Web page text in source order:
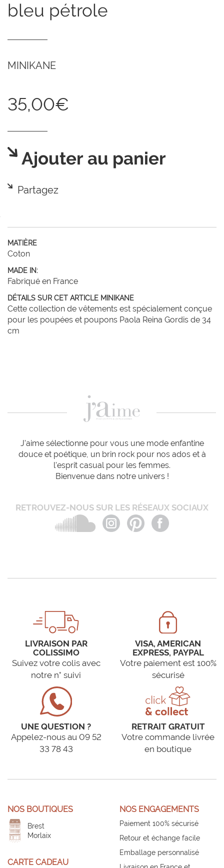
bleu pétrole
MINIKANE
35,00€
Ajouter au panier
Partagez
MATIÈRE
Coton
MADE IN:
Fabriqué en France
DÉTAILS SUR CET ARTICLE MINIKANE
Cette collection de vêtements est spécialement conçue
pour les poupées et poupons Paola Reina Gordis de 34
cm
J'aime sélectionne pour vous une mode enfantine
douce et poétique, un brin rock pour nos ados et à
l'esprit casual pour les femmes.
Bienvenue dans notre univers !
RETROUVEZ-NOUS SUR LES RÉSEAUX SOCIAUX
LIVRAISON PAR
COLISSIMO
Suivez votre colis avec
notre n° suivi
VISA, AMERICAN
EXPRESS, PAYPAL
Votre paiement est 100%
sécurisé
UNE QUESTION ?
Appelez-nous au 09 52
33 78 43
RETRAIT GRATUIT
Votre commande livrée
en boutique
NOS BOUTIQUES
Brest
Morlaix
CARTE CADEAU
NOS ENGAGEMENTS
Paiement 100% sécurisé
Retour et échange facile
Emballage personnalisé